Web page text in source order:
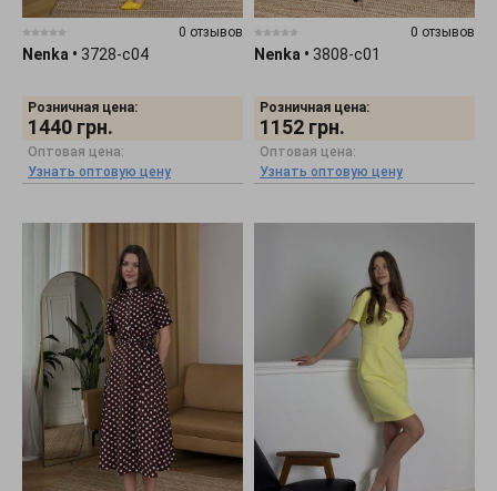
0 отзывов
Nenka • 3728-c04
Розничная цена:
1440 грн.
Оптовая цена:
Узнать оптовую цену
0 отзывов
Nenka • 3808-c01
Розничная цена:
1152 грн.
Оптовая цена:
Узнать оптовую цену